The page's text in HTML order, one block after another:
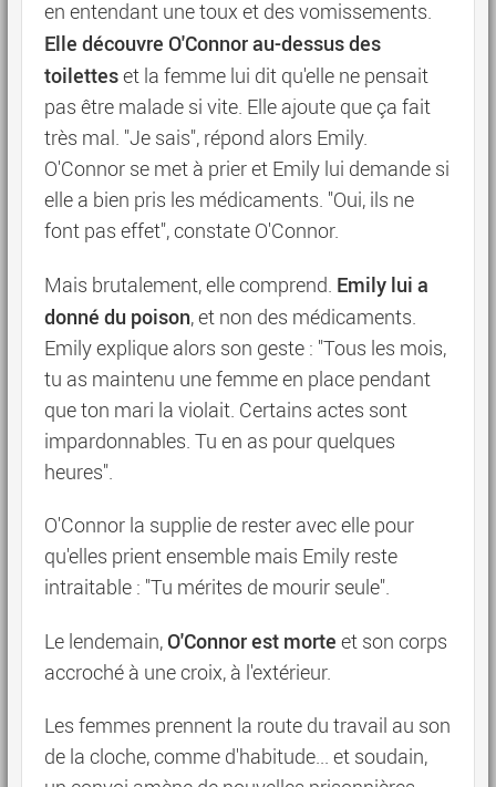
en entendant une toux et des vomissements.
Elle découvre O'Connor au-dessus des
toiletteset la femme lui dit qu'elle ne pensait
pas être malade si vite. Elle ajoute que ça fait
très mal. "Je sais", répond alors Emily.
O'Connor se met à prier et Emily lui demande si
elle a bien pris les médicaments. "Oui, ils ne
font pas effet", constate O'Connor.
Mais brutalement, elle comprend. Emily lui a
donné du poison, et non des médicaments.
Emily explique alors son geste : "Tous les mois,
tu as maintenu une femme en place pendant
que ton mari la violait. Certains actes sont
impardonnables. Tu en as pour quelques
heures".
O'Connor la supplie de rester avec elle pour
qu'elles prient ensemble mais Emily reste
intraitable : "Tu mérites de mourir seule".
Le lendemain, O'Connor est morte et son corps
accroché à une croix, à l'extérieur.
Les femmes prennent la route du travail au son
de la cloche, comme d'habitude... et soudain,